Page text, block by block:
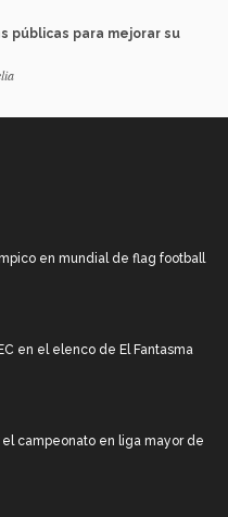
públicas para mejorar su
en mundial de flag football
en el elenco de El Fantasma
el campeonato en liga mayor de